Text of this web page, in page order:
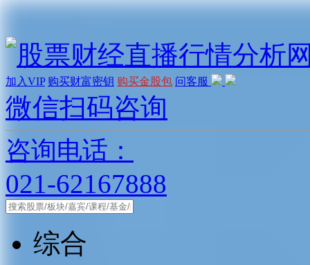
加入VIP 购买财富密钥 购买金股包 问客服
微信扫码咨询
咨询电话：
021-62167888
综合